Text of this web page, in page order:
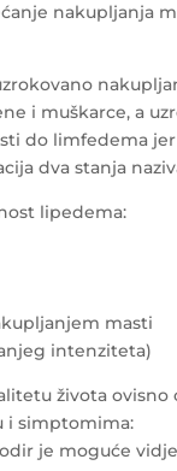
nakupljanja
i muškarce, a
do limfedema
dva stanja
lipedema:
masti
intenziteta)
života ovisno
i simptomima:
je moguće